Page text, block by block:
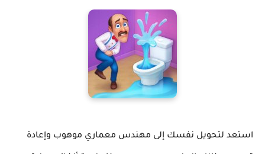
استعد لتحويل نفسك إلى مهندس معماري موهوب وإعادة